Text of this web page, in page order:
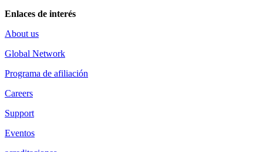
Enlaces de interés
About us
Global Network
Programa de afiliación
Careers
Support
Eventos